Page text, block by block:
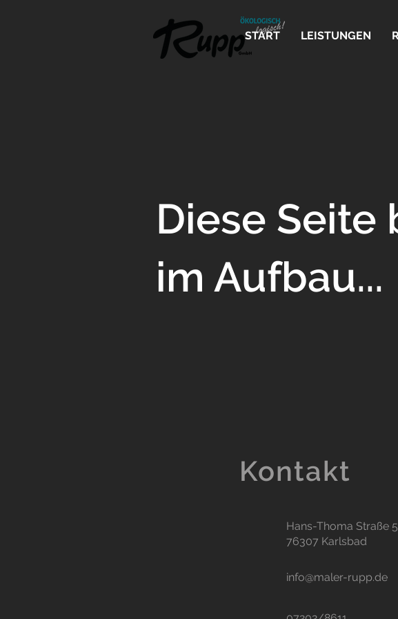
START LEISTUNGEN
Diese Seite
im Aufbau...
Kontakt
Hans-Thoma Straße 5
76307 Karlsbad
info@maler-rupp.de